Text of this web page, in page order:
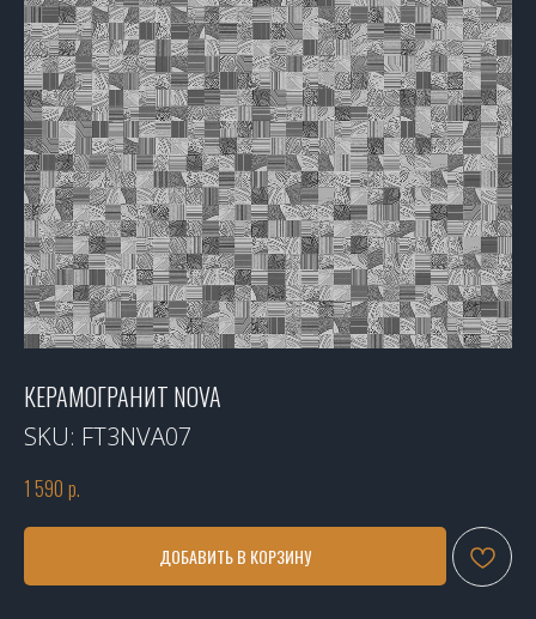
КЕРАМОГРАНИТ NOVA
SKU: FT3NVA07
1 590 р.
ДОБАВИТЬ В КОРЗИНУ